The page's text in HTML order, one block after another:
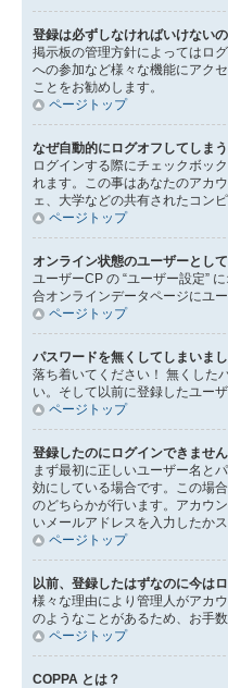
登録は必ずしなければいけない
掲示板の管理方針によってはロ
への参加など様々な機能にアク
ことをお勧めします。
ページトップ
なぜ自動的にログオフしてしま
ログインする際にチェックボッ
れます。この事はあなたのアカ
ェ、大学などの共有されたコン
ページトップ
オンライン状態のユーザーとし
ユーザーCP の “ユーザー設定”
合オンラインデータページにユ
ページトップ
パスワードを無くしてしまいまし
落ち着いてください！ 無くした
い。そして以前に登録したユー
ページトップ
登録したのにログインできません
まず最初に正しいユーザー名と
効にしている場合です。この場
のどちらかが行います。アカウ
いメールアドレスを入力したか
ページトップ
以前、登録したはずなのに今は
様々な理由により管理人がアカ
のようなことがあるため、お手
ページトップ
COPPA とは？